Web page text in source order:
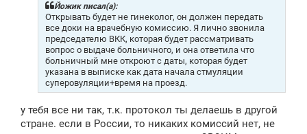
Йожик писал(а):
Открывать будет не гинеколог, он должен передать
все доки на врачебную комиссию. Я лично звонила
председателю ВКК, которая будет рассматривать
вопрос о выдаче больничного, и она ответила что
больничный мне откроют с даты, которая будет
указана в выписке как дата начала стмуляции
суперовуляции+время на проезд.
у тебя все ни так, т.к. протокол ты делаешь в другой
стране. если в России, то никаких комиссий нет, не